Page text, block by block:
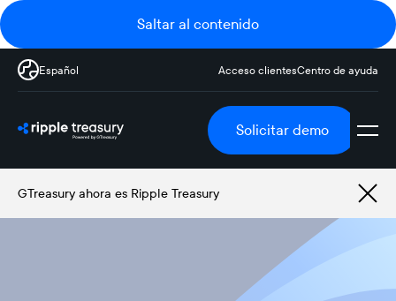
Saltar al contenido
Español Acceso clientesCentro de ayuda
Solicitar demo
GTreasury ahora es Ripple Treasury